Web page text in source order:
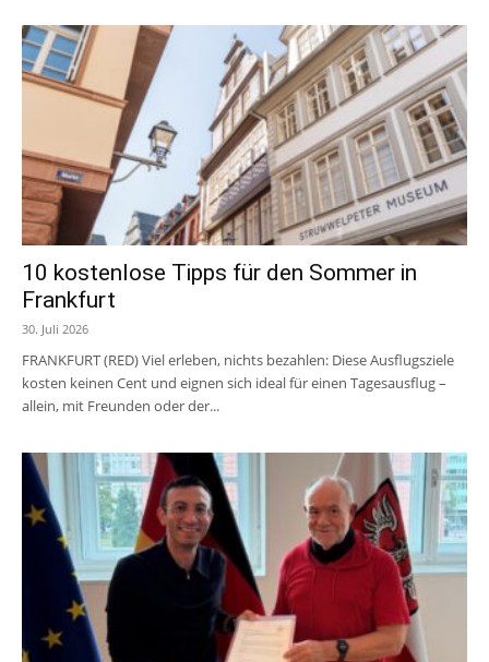
10 kostenlose Tipps für den Sommer in
Frankfurt
30. Juli 2026
FRANKFURT (RED) Viel erleben, nichts bezahlen: Diese Ausflugsziele
kosten keinen Cent und eignen sich ideal für einen Tagesausflug –
allein, mit Freunden oder der...